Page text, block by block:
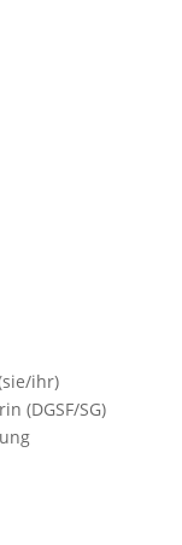
ihr)
(DGSF/SG)